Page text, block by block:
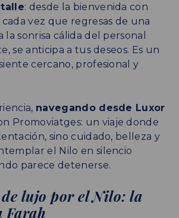
: desde la bienvenida con
vez que regresas de una
la sonrisa cálida del personal
se anticipa a tus deseos. Es un
cercano, profesional y
navegando desde Luxor
Promoviatges: un viaje donde
sino cuidado, belleza y
el Nilo en silencio
parece detenerse.
lujo por el Nilo: la
Farah